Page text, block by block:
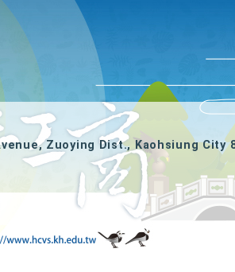
Zuoying Dist., Kaohsiung City